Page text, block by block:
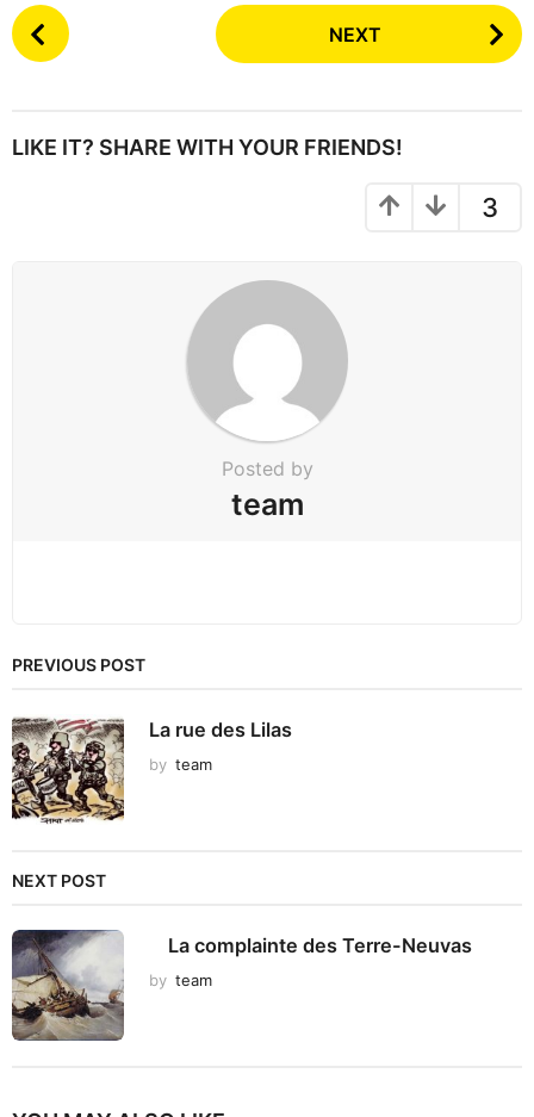
P
o
P
NEXT
LIKE IT? SHARE WITH YOUR FRIENDS!
3
Posted by
team
PREVIOUS POST
La rue des Lilas
by team
NEXT POST
La complainte des Terre-Neuvas
by team